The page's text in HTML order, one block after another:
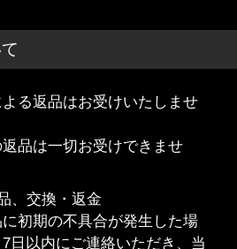
る返品はお受けいたしませ
品は一切お受けできませ
、交換・返金
初期の不具合が発生した場
日以内にご連絡いただき、当